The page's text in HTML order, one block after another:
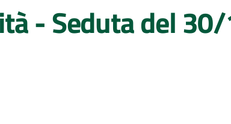
- Seduta del